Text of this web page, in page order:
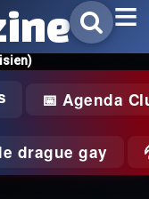
📅 Agenda
drague gay